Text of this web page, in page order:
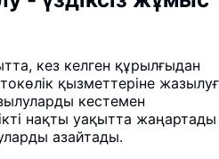
кез келген құрылғыдан
қызметтеріне
кестемен
нақты уақытта жаңартады
азайтады.